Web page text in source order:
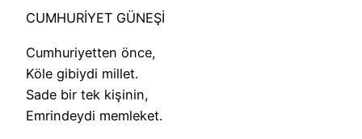
CUMHURİYET GÜNEŞİ
Cumhuriyetten önce,
Köle gibiydi millet.
Sade bir tek kişinin,
Emrindeydi memleket.